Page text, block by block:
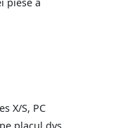
piese a
X/S, PC